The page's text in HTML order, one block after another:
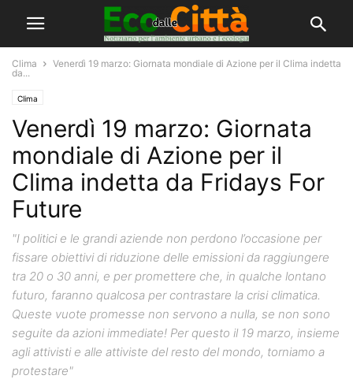
Clima
Venerdì 19 marzo: Giornata mondiale di Azione per il Clima indetta
da...
Clima
Venerdì 19 marzo: Giornata
mondiale di Azione per il
Clima indetta da Fridays For
Future
"I politici e le grandi aziende non perdono l’occasione per
fissare obiettivi di riduzione delle emissioni da raggiungere
tra 20 o 30 anni, e per promettere che, in qualche lontano
futuro, faranno qualcosa per contrastare la crisi climatica.
Queste vuote promesse non servono a nulla, se non sono
seguite da azioni immediate! Per questo il 19 marzo, insieme
agli attivisti e alle attiviste del resto del mondo, torniamo a
protestare"